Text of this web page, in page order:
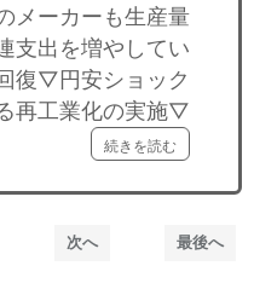
メーカーも生産量
支出を増やしてい
復▽円安ショック
再工業化の実施▽
続きを読む
次へ 最後へ